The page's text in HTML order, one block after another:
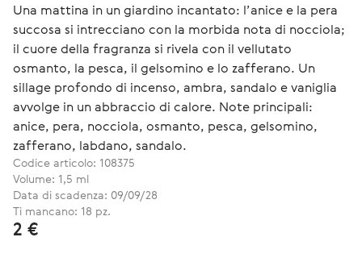
Una mattina in un giardino incantato: l’anice e la pera
succosa si intrecciano con la morbida nota di nocciola;
il cuore della fragranza si rivela con il vellutato
osmanto, la pesca, il gelsomino e lo zafferano. Un
sillage profondo di incenso, ambra, sandalo e vaniglia
avvolge in un abbraccio di calore. Note principali:
anice, pera, nocciola, osmanto, pesca, gelsomino,
zafferano, labdano, sandalo.
Codice articolo: 108375
Volume: 1,5 ml
Data di scadenza: 09/09/28
Ti mancano: 18 pz.
2 €